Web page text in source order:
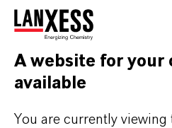
Latexindustrie
A website for your
available
You are currently viewing